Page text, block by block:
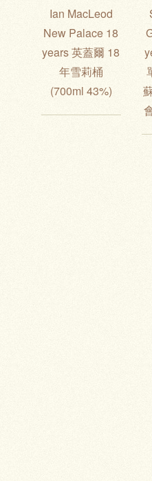
Ian MacLeod
New Palace 18
years 英蓋爾 18
年雪莉桶
(700ml 43%)